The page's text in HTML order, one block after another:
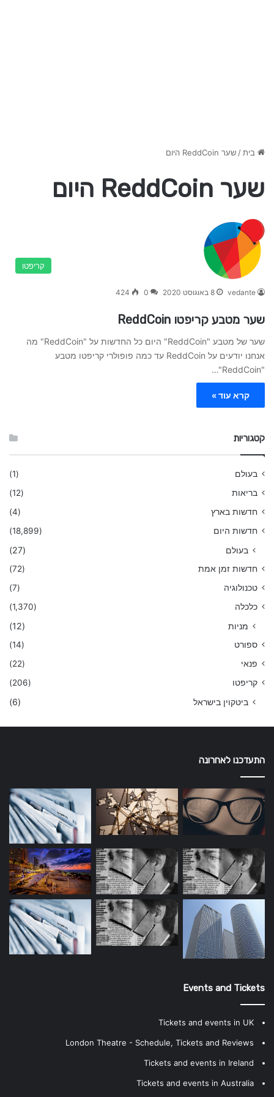
בית/שער ReddCoin היום
שער ReddCoin היום
קריפטו
vedante 8 באוגוסט 2020 0
424
שער מטבע קריפטו ReddCoin
שער של מטבע "ReddCoin" היום כל החדשות על "ReddCoin" מה
אנחנו יודעים על ReddCoin עד כמה פופולרי קריפטו מטבע
"ReddCoin"…
קרא עוד »
קטגוריות
בעולם
(1)
בריאות
(12)
חדשות בארץ
(4)
חדשות היום
(18,899)
בעולם (27)
חדשות זמן אמת
(72)
טכנולוגיה
(7)
כלכלה
(1,370)
מניות (12)
ספורט
(14)
פנאי
(22)
קריפטו
(206)
ביטקוין בישראל (6)
התעדכנו לאחרונה
Events and Tickets
Tickets and events in UK
London Theatre - Schedule, Tickets and Reviews
Tickets and events in Ireland
Tickets and events in Australia